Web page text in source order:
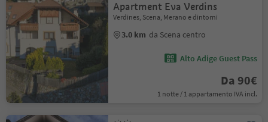
Apartment Eva Verdins
Verdines, Scena, Merano e dintorni
3.0 km da Scena centro
Alto Adige Guest Pass
Da 90€
1 notte / 1 appartamento IVA incl.